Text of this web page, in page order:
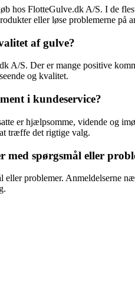
hos FlotteGulve.dk A/S. I de
eller løse problemerne på
af gulve?
A/S. Der er mange positive
og kvalitet.
i kundeservice?
er hjælpsomme, vidende og
træffe det rigtige valg.
spørgsmål eller
problemer. Anmeldelserne